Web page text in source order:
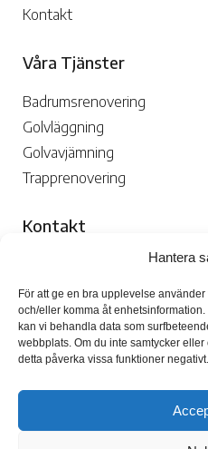
Hantera
För att ge en bra upplevelse
och/eller komma åt
kan vi behandla data som
webbplats. Om du inte samtycker
detta påverka vissa funktioner negativt.
Kontakt
Våra Tjänster
Badrumsrenovering
Golvläggning
Golvavjämning
Trapprenovering
Kontakt
